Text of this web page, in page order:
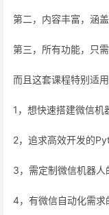
第二，内容丰富，涵
第三，所有功能，只
而且这套课程特别适
1，想快速搭建微信机
2，追求高效开发的
3，需定制微信机器人
4，有微信自动化需